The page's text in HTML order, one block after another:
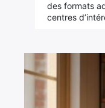
des formats
centres